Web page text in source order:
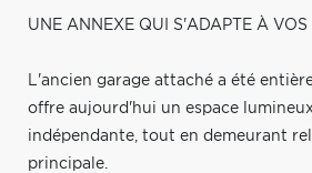
UNE ANNEXE QUI S'ADAPTE À VOS
L'ancien garage attaché a été
offre aujourd'hui un espace
indépendante, tout en demeurant
principale.